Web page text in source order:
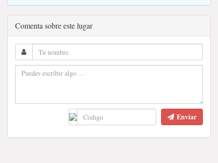
Comenta sobre este lugar
Enviar